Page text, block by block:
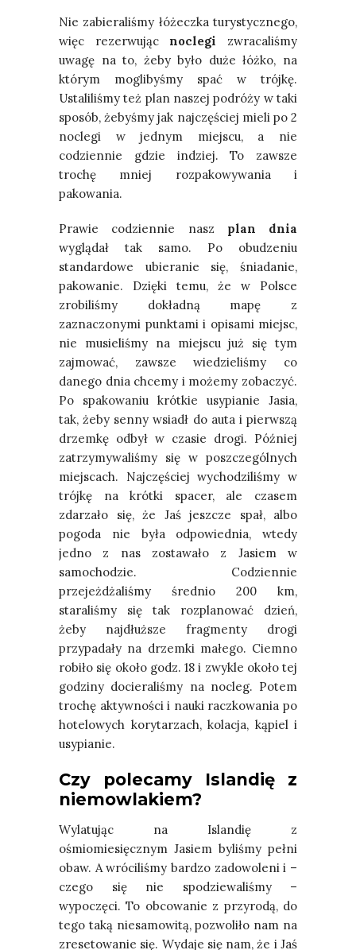
Nie zabieraliśmy łóżeczka turystycznego,
więc rezerwując noclegi
zwracaliśmy
uwagę na to, żeby było duże łóżko, na
którym moglibyśmy spać w trójkę.
Ustaliliśmy też plan naszej podróży w taki
sposób, żebyśmy jak najczęściej mieli po 2
noclegi w jednym miejscu, a nie
codziennie gdzie indziej. To zawsze
trochę mniej rozpakowywania i
pakowania.
Prawie codziennie nasz plan dnia
wyglądał tak samo. Po obudzeniu
standardowe ubieranie się, śniadanie,
pakowanie. Dzięki temu, że w Polsce
zrobiliśmy dokładną mapę z
zaznaczonymi punktami i opisami miejsc,
nie musieliśmy na miejscu już się tym
zajmować, zawsze wiedzieliśmy co
danego dnia chcemy i możemy zobaczyć.
Po spakowaniu krótkie usypianie Jasia,
tak, żeby senny wsiadł do auta i pierwszą
drzemkę odbył w czasie drogi. Później
zatrzymywaliśmy się w poszczególnych
miejscach. Najczęściej wychodziliśmy w
trójkę na krótki spacer, ale czasem
zdarzało się, że Jaś jeszcze spał, albo
pogoda nie była odpowiednia, wtedy
jedno z nas zostawało z Jasiem w
samochodzie. Codziennie
przejeżdżaliśmy średnio 200 km,
staraliśmy się tak rozplanować dzień,
żeby najdłuższe fragmenty drogi
przypadały na drzemki małego. Ciemno
robiło się około godz. 18 i zwykle około tej
godziny docieraliśmy na nocleg. Potem
trochę aktywności i nauki raczkowania po
hotelowych korytarzach, kolacja, kąpiel i
usypianie.
Czy polecamy Islandię z
niemowlakiem?
Wylatując na Islandię z
ośmiomiesięcznym Jasiem byliśmy pełni
obaw. A wróciliśmy bardzo zadowoleni i –
czego się nie spodziewaliśmy –
wypoczęci. To obcowanie z przyrodą, do
tego taką niesamowitą, pozwoliło nam na
zresetowanie się. Wydaje się nam, że i Jaś